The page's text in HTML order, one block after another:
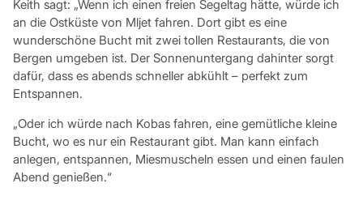
Keith sagt: „Wenn ich einen freien Segeltag hätte, würde ich
an die Ostküste von Mljet fahren. Dort gibt es eine
wunderschöne Bucht mit zwei tollen Restaurants, die von
Bergen umgeben ist. Der Sonnenuntergang dahinter sorgt
dafür, dass es abends schneller abkühlt – perfekt zum
Entspannen.
„Oder ich würde nach Kobas fahren, eine gemütliche kleine
Bucht, wo es nur ein Restaurant gibt. Man kann einfach
anlegen, entspannen, Miesmuscheln essen und einen faulen
Abend genießen.“